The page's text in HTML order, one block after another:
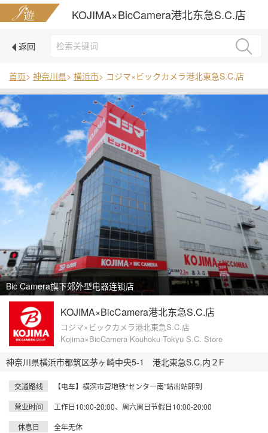
KOJIMA×BicCamera港北东急S.C.店
返回
首页> 神奈川県> 横浜市> コジマ×ビックカメラ港北東急S.C.店
Bic Camera旗下郊外型电器连锁店
KOJIMA×BicCamera港北东急S.C.店
コジマ×ビックカメラ港北東急S.C.店
Kojima×BicCamera Kouhoku Tokyu S.C. Store
神奈川県横浜市都筑区茅ヶ崎中央5-1 港北東急S.C.内２F
交通路线
【电车】横滨市营地铁“センター南”站出站即到
营业时间
工作日10:00-20:00、周六周日节假日10:00-20:00
休息日
全年无休